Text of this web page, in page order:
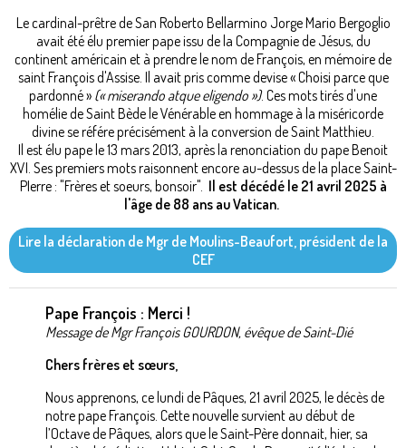
Le cardinal-prêtre de San Roberto Bellarmino Jorge Mario Bergoglio
avait été élu premier pape issu de la Compagnie de Jésus, du
continent américain et à prendre le nom de François, en mémoire de
saint François d'Assise. Il avait pris comme devise « Choisi parce que
pardonné » («miserando atque eligendo »). Ces mots tirés d'une
homélie de Saint Bède le Vénérable en hommage à la miséricorde
divine se référe précisément à la conversion de Saint Matthieu.
Il est élu pape le 13 mars 2013, après la renonciation du pape Benoit
XVI. Ses premiers mots raisonnent encore au-dessus de la place Saint-
PIerre : "Frères et soeurs, bonsoir". Il est décédé le 21 avril 2025 à
l'âge de 88 ans au Vatican.
Lire la déclaration de Mgr de Moulins-Beaufort, président de la
CEF
Pape François : Merci !
Message de Mgr François GOURDON, évêque de Saint-Dié
Chers frères et sœurs,
Nous apprenons, ce lundi de Pâques, 21 avril 2025, le décès de
notre pape François. Cette nouvelle survient au début de
l’Octave de Pâques, alors que le Saint-Père donnait, hier, sa